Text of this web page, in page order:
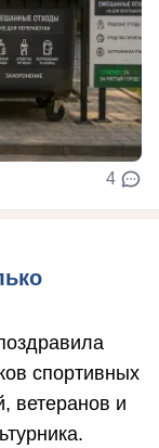
4
спортивных
ветеранов и